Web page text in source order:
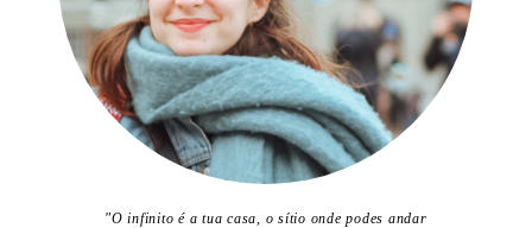
"O infinito é a tua casa, o sítio onde podes andar